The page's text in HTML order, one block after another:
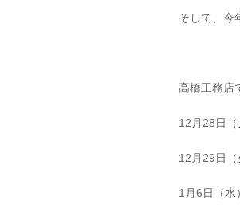
そして、今
高橋工務店
12月28日
12月29日（
1月6日（水